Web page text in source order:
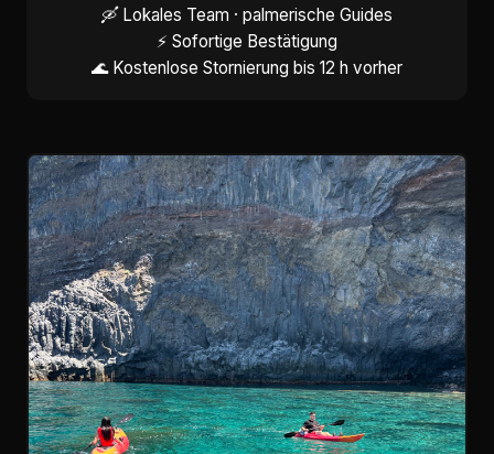
🛶 Lokales Team · palmerische Guides
⚡ Sofortige Bestätigung
🌊 Kostenlose Stornierung bis 12 h vorher